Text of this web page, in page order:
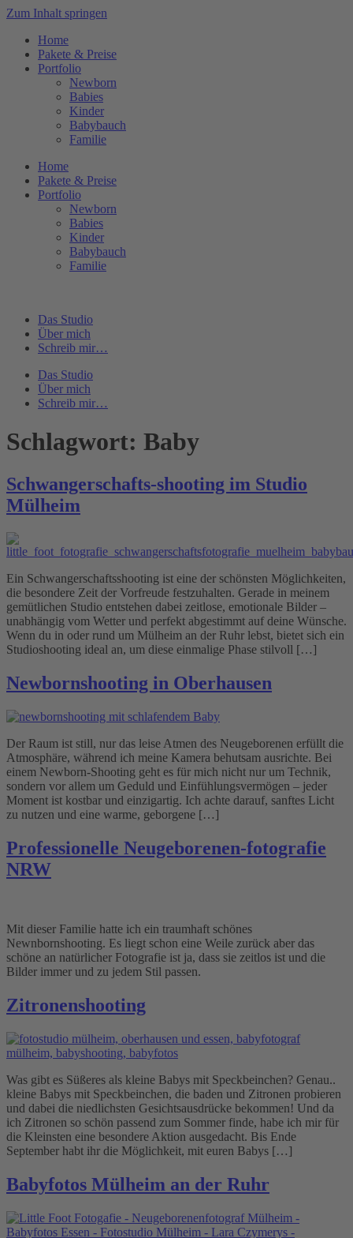
Zum Inhalt springen
Home
Pakete & Preise
Portfolio
Newborn
Babies
Kinder
Babybauch
Familie
Home
Pakete & Preise
Portfolio
Newborn
Babies
Kinder
Babybauch
Familie
Das Studio
Über mich
Schreib mir…
Das Studio
Über mich
Schreib mir…
Schlagwort: Baby
Schwangerschafts-shooting im Studio
Mülheim
Ein Schwangerschaftsshooting ist eine der schönsten Möglichkeiten,
die besondere Zeit der Vorfreude festzuhalten. Gerade in meinem
gemütlichen Studio entstehen dabei zeitlose, emotionale Bilder –
unabhängig vom Wetter und perfekt abgestimmt auf deine Wünsche.
Wenn du in oder rund um Mülheim an der Ruhr lebst, bietet sich ein
Studioshooting ideal an, um diese einmalige Phase stilvoll […]
Newbornshooting in Oberhausen
Der Raum ist still, nur das leise Atmen des Neugeborenen erfüllt die
Atmosphäre, während ich meine Kamera behutsam ausrichte. Bei
einem Newborn-Shooting geht es für mich nicht nur um Technik,
sondern vor allem um Geduld und Einfühlungsvermögen – jeder
Moment ist kostbar und einzigartig. Ich achte darauf, sanftes Licht
zu nutzen und eine warme, geborgene […]
Professionelle Neugeborenen-fotografie
NRW
Mit dieser Familie hatte ich ein traumhaft schönes
Newnbornshooting. Es liegt schon eine Weile zurück aber das
schöne an natürlicher Fotografie ist ja, dass sie zeitlos ist und die
Bilder immer und zu jedem Stil passen.
Zitronenshooting
Was gibt es Süßeres als kleine Babys mit Speckbeinchen? Genau..
kleine Babys mit Speckbeinchen, die baden und Zitronen probieren
und dabei die niedlichsten Gesichtsausdrücke bekommen! Und da
ich Zitronen so schön passend zum Sommer finde, habe ich mir für
die Kleinsten eine besondere Aktion ausgedacht. Bis Ende
September habt ihr die Möglichkeit, mit euren Babys […]
Babyfotos Mülheim an der Ruhr